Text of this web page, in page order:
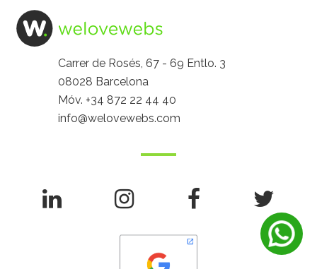
Carrer de Rosés, 67 - 69 Entlo. 3
08028 Barcelona
Móv.+34 872 22 44 40
info@welovewebs.com